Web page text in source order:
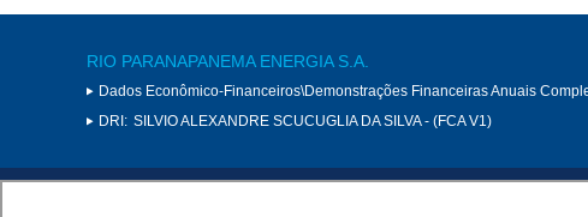
RIO PARANAPANEMA ENERGIA S.A.
Dados Econômico-Financeiros\Demonstrações Financeiras Anuais
DRI: SILVIO ALEXANDRE SCUCUGLIA DA SILVA - (FCA V1)